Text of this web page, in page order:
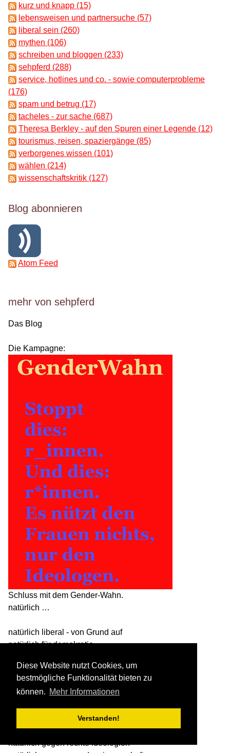
Diese Website nutzt Cookies, um
bestmögliche Funktionalität bieten zu
können. Mehr Informationen
Verstanden!
kurz und knapp (15)
lebensweisen und partnersuche (57)
liberal sein (260)
mythen (106)
schreiben und bloggen (233)
sehpferd (288)
service, hotlines und co. - sowie computerprobleme
(176)
spam und betrug (17)
tacheles - zur sache (687)
Theresa Berkley - auf den Spuren einer Legende (12)
tourismus, reisen, spaziergänge (85)
verborgenes wissen (101)
wählen (214)
wissenschaftskritik (127)
Blog abonnieren
Atom Feed
mehr von sehpferd
Das Blog
Die Kampagne:
Schluss mit dem Gender-Wahn.
natürlich …
natürlich liberal - von Grund auf
natürlich für demokratie
natürlich für freihandel
natürlich für weltwirtschaft
natürlich für pressefreiheit
natürlich gegen links-idologien
natürlich gegen nationalismus
natürlich gegen rechte ideologien